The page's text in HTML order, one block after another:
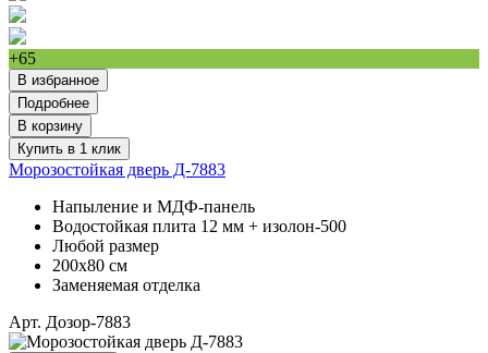
+65
В избранное
Подробнее
В корзину
Купить в 1 клик
Морозостойкая дверь Д-7883
Напыление и МДФ-панель
Водостойкая плита 12 мм + изолон-500
Любой размер
200х80 см
Заменяемая отделка
Арт. Дозор-7883